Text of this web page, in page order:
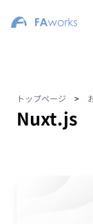
トップページ >
Nuxt.js